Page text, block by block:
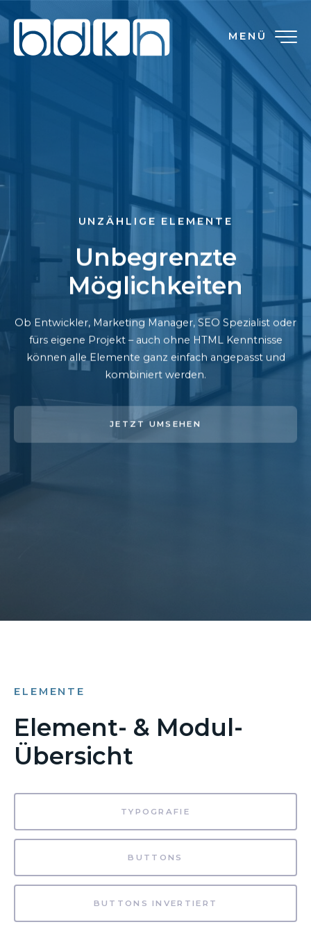
MENÜ
UNZÄHLIGE ELEMENTE
Unbegrenzte
Möglichkeiten
Ob Entwickler, Marketing Manager, SEO Spezialist oder
fürs eigene Projekt – auch ohne HTML Kenntnisse
können alle Elemente ganz einfach angepasst und
kombiniert werden.
JETZT UMSEHEN
ELEMENTE
Element- & Modul-
Übersicht
TYPOGRAFIE
BUTTONS
BUTTONS INVERTIERT